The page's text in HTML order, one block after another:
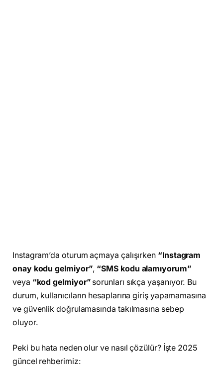
Instagram’da oturum açmaya çalışırken “Instagram
onay kodu gelmiyor”, “SMS kodu alamıyorum”
veya “kod gelmiyor”sorunları sıkça yaşanıyor. Bu
durum, kullanıcıların hesaplarına giriş yapamamasına
ve güvenlik doğrulamasında takılmasına sebep
oluyor.
Peki bu hata neden olur ve nasıl çözülür? İşte 2025
güncel rehberimiz: